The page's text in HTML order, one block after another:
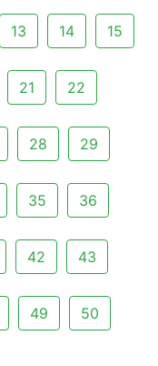
13 14 15
21 22
28 29
35 36
42 43
49 50